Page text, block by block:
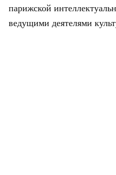
парижской
ведущими деятелями